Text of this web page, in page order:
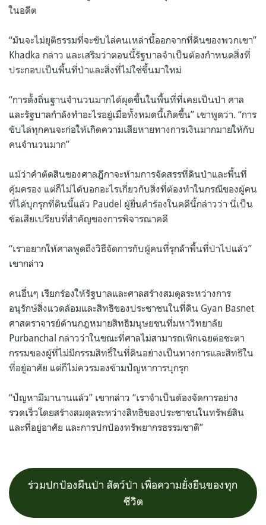
ในอดีต
“มันจะไม่ยุติธรรมที่จะขับไล่คนเหล่านี้ออกจากที่ดินของพวกเขา”
Khadka กล่าว และเสริมว่าตอนนี้รัฐบาลจําเป็นต้องกําหนดสิ่งที่
ประกอบเป็นพื้นที่ป่าและสิ่งที่ไม่ใช่ขึ้นมาใหม่
“การตั้งถิ่นฐานจํานวนมากได้ผุดขึ้นในพื้นที่ที่เคยเป็นป่า ศาล
และรัฐบาลกําลังทําอะไรอยู่เมื่อทั้งหมดนี้เกิดขึ้น” เขาพูดว่า. “การ
ขับไล่ทุกคนจะก่อให้เกิดความเสียหายทางการเงินมากมายให้กับ
คนจํานวนมาก”
แม้ว่าคําตัดสินของศาลฎีกาจะห้ามการจัดสรรที่ดินป่าและพื้นที่
คุ้มครอง แต่ก็ไม่ได้บอกอะไรเกี่ยวกับสิ่งที่ต้องทําในกรณีของผู้คน
ที่ได้บุกรุกที่ดินนี้แล้ว Paudel ผู้ยื่นคําร้องในคดีนี้กล่าวว่า นี่เป็น
ข้อเสียเปรียบที่สําคัญของการพิจารณาคดี
“เราอยากให้ศาลพูดถึงวิธีจัดการกับผู้คนที่รุกล้ําพื้นที่ป่าไปแล้ว”
เขากล่าว
คนอื่นๆ เรียกร้องให้รัฐบาลและศาลสร้างสมดุลระหว่างการ
อนุรักษ์สิ่งแวดล้อมและสิทธิของประชาชนในที่ดิน Gyan Basnet
ศาสตราจารย์ด้านกฎหมายสิทธิมนุษยชนที่มหาวิทยาลัย
Purbanchal กล่าวว่าในขณะที่ศาลไม่สามารถเพิกเฉยต่อชะตา
กรรมของผู้ที่ไม่มีกรรมสิทธิ์ในที่ดินอย่างเป็นทางการและสิทธิใน
ที่อยู่อาศัย แต่ก็ไม่ควรมองข้ามปัญหาการบุกรุก
“ปัญหามีมานานแล้ว” เขากล่าว “เราจําเป็นต้องจัดการอย่าง
รวดเร็วโดยสร้างสมดุลระหว่างสิทธิของประชาชนในทรัพย์สิน
และที่อยู่อาศัย และการปกป้องทรัพยากรธรรมชาติ”
ร่วมปกป้องผืนป่า สัตว์ป่า เพื่อความยั่งยืนของทุก
ชีวิต